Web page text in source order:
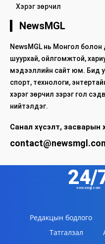
Хэрэг зөрчил
NewsMGL
NewsMGL нь Монгол
шуурхай, ойлгомжтой,
мэдээллийн сайт юм. Бид
спорт, технологи,
хэрэг зөрчил зэрэг гол
нийтэлдэг.
Санал хүсэлт, засварын
24/
newsmgl.com
Редакцын бодлого
Татгалзал